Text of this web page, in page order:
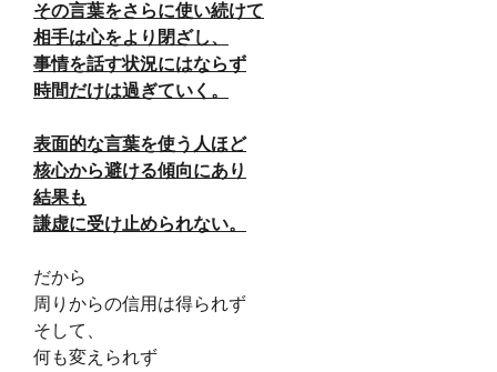
その言葉をさらに使い続けて
相手は心をより閉ざし、
事情を話す状況にはならず
時間だけは過ぎていく。
表面的な言葉を使う人ほど
核心から避ける傾向にあり
結果も
謙虚に受け止められない。
だから
周りからの信用は得られず
そして、
何も変えられず